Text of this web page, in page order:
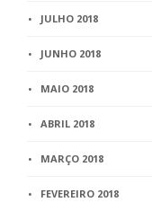
JULHO 2018
JUNHO 2018
MAIO 2018
ABRIL 2018
MARÇO 2018
FEVEREIRO 2018